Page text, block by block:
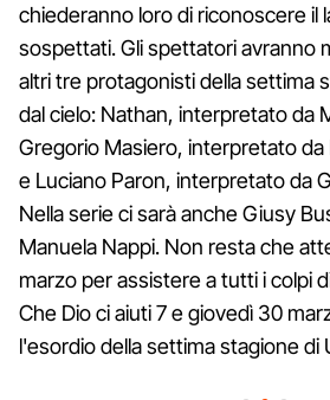
chiederanno loro di riconoscere il
sospettati. Gli spettatori avranno
altri tre protagonisti della settima
dal cielo: Nathan, interpretato da
Gregorio Masiero, interpretato da
e Luciano Paron, interpretato da
Nella serie ci sarà anche Giusy
Manuela Nappi. Non resta che
marzo per assistere a tutti i colpi
Che Dio ci aiuti 7 e giovedì 30
l'esordio della settima stagione di